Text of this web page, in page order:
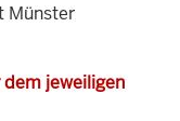
Münster
jeweiligen